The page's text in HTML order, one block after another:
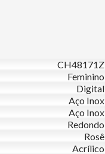
CH48171Z
Feminino
Digital
Aço Inox
Aço Inox
Redondo
Rosê
Acrílico